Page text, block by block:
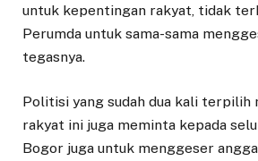
untuk kepentingan rakyat, tidak
Perumda untuk sama-sama
tegasnya.
Politisi yang sudah dua kali terpilih
rakyat ini juga meminta kepada
Bogor juga untuk menggeser